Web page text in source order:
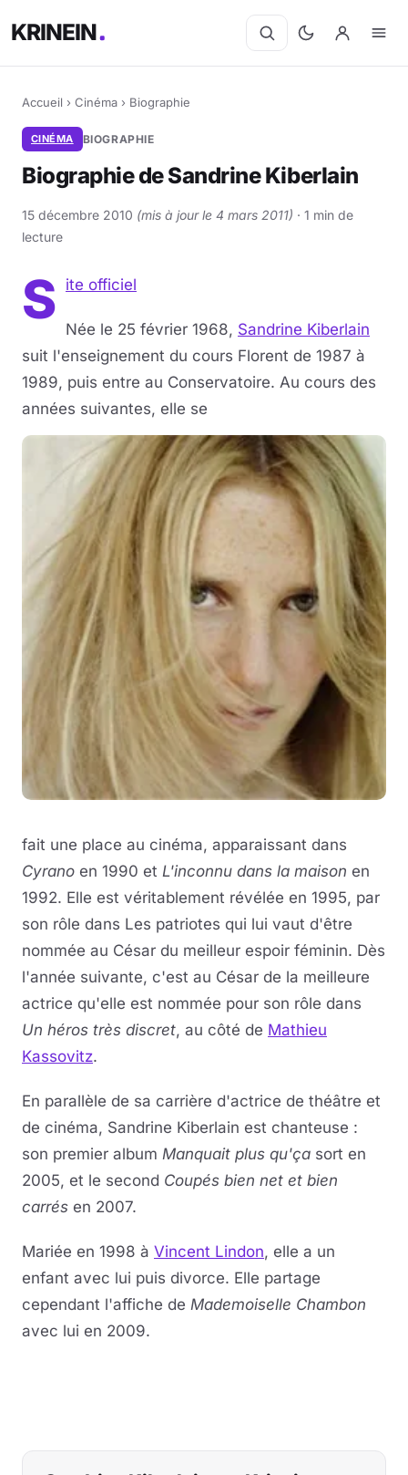
KRINEIN
Accueil › Cinéma › Biographie
CINÉMA BIOGRAPHIE
Biographie de Sandrine Kiberlain
15 décembre 2010 (mis à jour le 4 mars 2011) · 1 min de
lecture
S ite officiel
Née le 25 février 1968, Sandrine Kiberlain
suit l'enseignement du cours Florent de 1987 à
1989, puis entre au Conservatoire. Au cours des
années suivantes, elle se
fait une place au cinéma, apparaissant dans
Cyrano en 1990 et L'inconnu dans la maison en
1992. Elle est véritablement révélée en 1995, par
son rôle dans Les patriotes qui lui vaut d'être
nommée au César du meilleur espoir féminin. Dès
l'année suivante, c'est au César de la meilleure
actrice qu'elle est nommée pour son rôle dans
Un héros très discret, au côté de Mathieu
Kassovitz.
En parallèle de sa carrière d'actrice de théâtre et
de cinéma, Sandrine Kiberlain est chanteuse :
son premier album Manquait plus qu'ça sort en
2005, et le second Coupés bien net et bien
carrés en 2007.
Mariée en 1998 à Vincent Lindon, elle a un
enfant avec lui puis divorce. Elle partage
cependant l'affiche de Mademoiselle Chambon
avec lui en 2009.